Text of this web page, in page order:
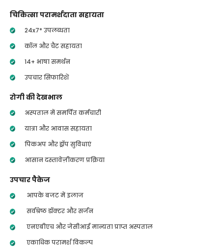
चिकित्सा परामर्शदाता सहायता
24x7* उपलब्धता
कॉल और चैट सहायता
14+ भाषा समर्थन
उपचार सिफारिशें
रोगी की देखभाल
अस्पताल में समर्पित कर्मचारी
यात्रा और आवास सहायता
पिकअप और ड्रॉप सुविधाएं
आसान दस्तावेज़ीकरण प्रक्रिया
उपचार पैकेज
आपके बजट में इलाज
सर्वश्रेष्ठ डॉक्टर और सर्जन
एनएबीएच और जेसीआई मान्यता प्राप्त अस्पताल
एकाधिक परामर्श विकल्प